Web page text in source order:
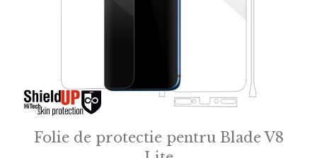
Folie de protectie pentru Blade V8